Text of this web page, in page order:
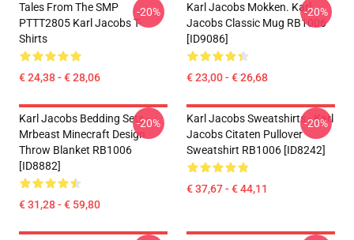
Tales From The SMP
PTTT2805 Karl Jacobs T-
Shirts
€ 24,38 - € 28,06
-20%
Karl Jacobs Mokken. Karl
Jacobs Classic Mug RB1006
[ID9086]
€ 23,00 - € 26,68
-20%
Karl Jacobs Bedding Sets -
Mrbeast Minecraft Design
Throw Blanket RB1006
[ID8882]
€ 31,28 - € 59,80
-20%
Karl Jacobs Sweatshirts - Karl
Jacobs Citaten Pullover
Sweatshirt RB1006 [ID8242]
€ 37,67 - € 44,11
-20%